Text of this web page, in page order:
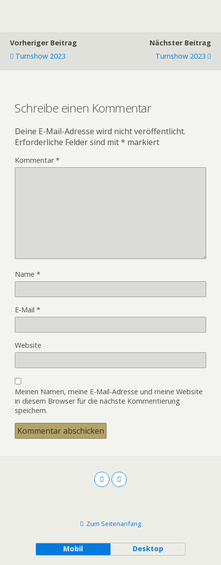
Vorheriger Beitrag
Turnshow 2023
Nächster Beitrag
Turnshow 2023
Schreibe einen Kommentar
Deine E-Mail-Adresse wird nicht veröffentlicht.
Erforderliche Felder sind mit* markiert
Kommentar*
Name *
E-Mail *
Website
Meinen Namen, meine E-Mail-Adresse und meine Website
in diesem Browser für die nächste Kommentierung
speichern.
Zum Seitenanfang
Mobil Desktop